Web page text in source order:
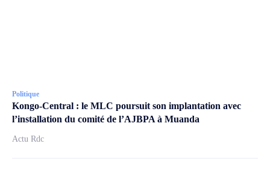
Politique
Kongo-Central : le MLC poursuit son implantation avec
l’installation du comité de l’AJBPA à Muanda
Actu Rdc